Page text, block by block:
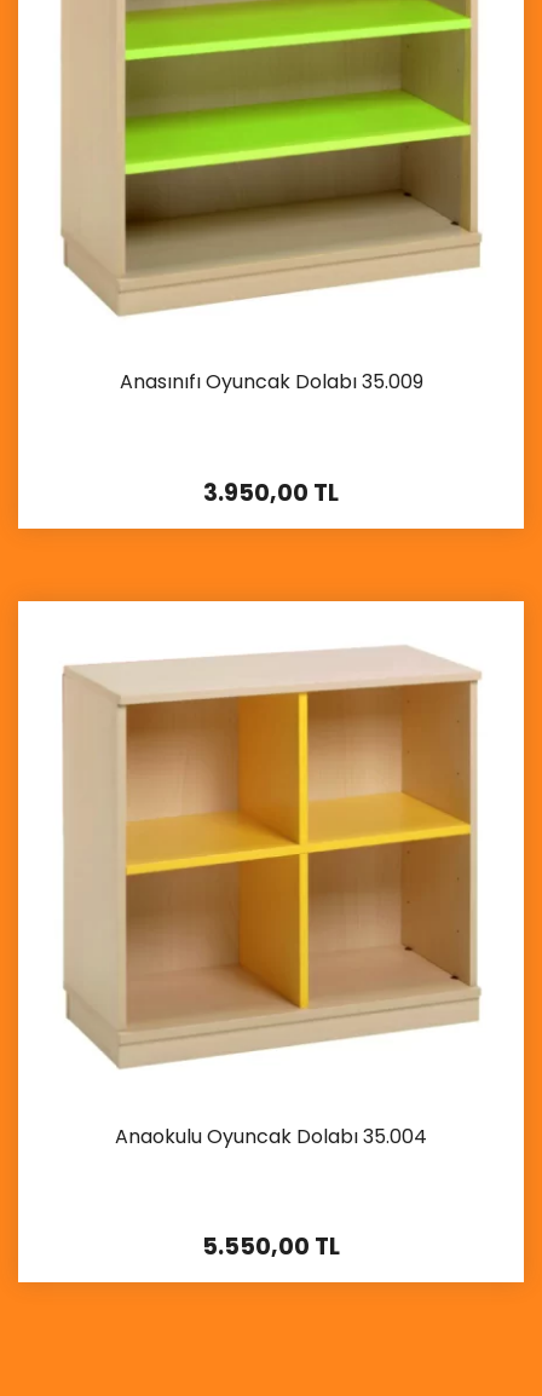
Anasınıfı Oyuncak Dolabı 35.009
3.950,00 TL
İncele
Anaokulu Oyuncak Dolabı 35.004
5.550,00 TL
İncele